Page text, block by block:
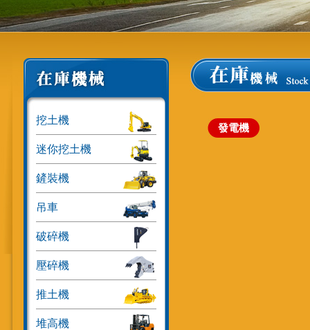
挖土機
迷你挖土機
鏟裝機
吊車
破碎機
壓碎機
推土機
堆高機
發電機